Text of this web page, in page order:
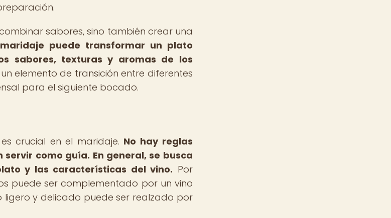
sabores, sino también crear una
puede transformar un plato
sabores, texturas y aromas de los
elemento de transición entre diferentes
para el siguiente bocado.
crucial en el maridaje. No hay reglas
servir como guía. En general, se busca
y las características del vino. Por
puede ser complementado por un vino
ligero y delicado puede ser realzado por